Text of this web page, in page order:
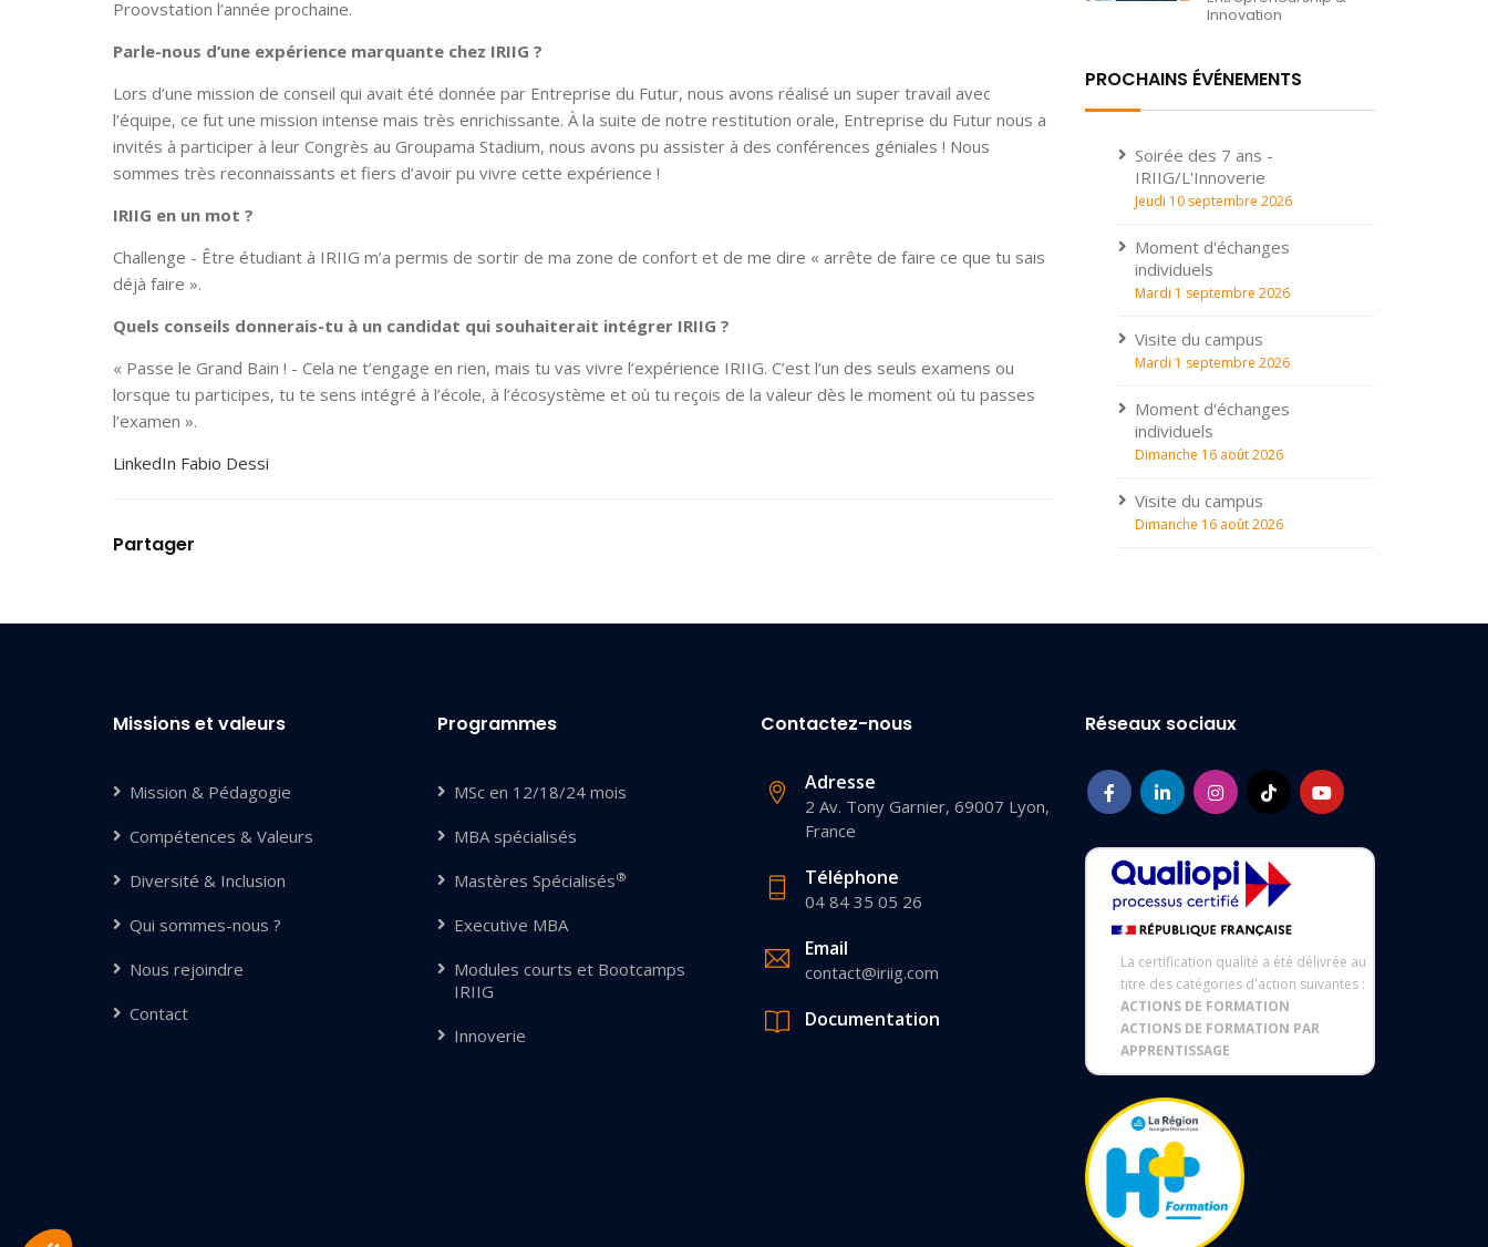
Proovstation l’année prochaine.
Parle-nous d’une expérience marquante chez IRIIG ?
Lors d’une mission de conseil qui avait été donnée par Entreprise du Futur, nous avons réalisé un super travail avec
l’équipe, ce fut une mission intense mais très enrichissante. À la suite de notre restitution orale, Entreprise du Futur nous a
invités à participer à leur Congrès au Groupama Stadium, nous avons pu assister à des conférences géniales ! Nous
sommes très reconnaissants et fiers d’avoir pu vivre cette expérience !
IRIIG en un mot ?
Challenge - Être étudiant à IRIIG m’a permis de sortir de ma zone de confort et de me dire « arrête de faire ce que tu sais
déjà faire ».
Quels conseils donnerais-tu à un candidat qui souhaiterait intégrer IRIIG ?
« Passe le Grand Bain ! - Cela ne t’engage en rien, mais tu vas vivre l’expérience IRIIG. C’est l’un des seuls examens ou
lorsque tu participes, tu te sens intégré à l’école, à l’écosystème et où tu reçois de la valeur dès le moment où tu passes
l’examen ».
LinkedIn Fabio Dessi
Partager
Innovation
PROCHAINS ÉVÉNEMENTS
Soirée des 7 ans -
IRIIG/L'Innoverie
Jeudi 10 septembre 2026
Moment d'échanges
individuels
Mardi 1 septembre 2026
Visite du campus
Mardi 1 septembre 2026
Moment d'échanges
individuels
Dimanche 16 août 2026
Visite du campus
Dimanche 16 août 2026
Missions et valeurs
Mission & Pédagogie
Compétences & Valeurs
Diversité & Inclusion
Qui sommes-nous ?
Nous rejoindre
Contact
Programmes
MSc en 12/18/24 mois
MBA spécialisés
Mastères Spécialisés®
Executive MBA
Modules courts et Bootcamps
IRIIG
Innoverie
Contactez-nous
Adresse
2 Av. Tony Garnier, 69007 Lyon,
France
Téléphone
04 84 35 05 26
Email
contact@iriig.com
Documentation
Réseaux sociaux
La certification qualité a été délivrée au
titre des catégories d'action suivantes :
ACTIONS DE FORMATION
ACTIONS DE FORMATION PAR
APPRENTISSAGE